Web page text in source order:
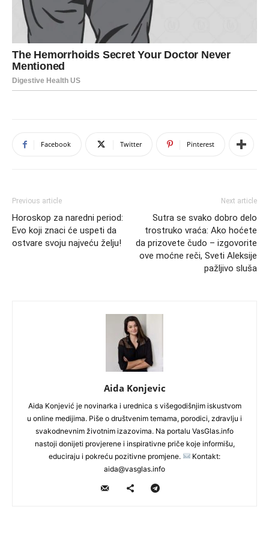
Facebook Twitter Pinterest
Previous article
Horoskop za naredni period:
Evo koji znaci će uspeti da
ostvare svoju najveću želju!
Next article
Sutra se svako dobro delo
trostruko vraća: Ako hoćete
da prizovete čudo – izgovorite
ove moćne reči, Sveti Aleksije
pažljivo sluša
Aida Konjevic
Aida Konjević je novinarka i urednica s višegodišnjim iskustvom
u online medijima. Piše o društvenim temama, porodici, zdravlju i
svakodnevnim životnim izazovima. Na portalu VasGlas.info
nastoji donijeti provjerene i inspirativne priče koje informišu,
educiraju i pokreću pozitivne promjene.
Kontakt:
aida@vasglas.info